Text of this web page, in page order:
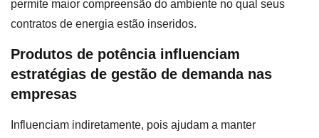
permite maior compreensão do ambiente no qual seus
contratos de energia estão inseridos.
Produtos de potência influenciam
estratégias de gestão de demanda nas
empresas
Influenciam indiretamente, pois ajudam a manter